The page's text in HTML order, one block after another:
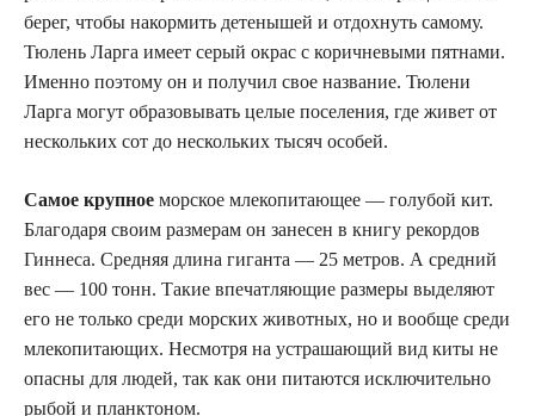
берег, чтобы накормить детенышей и отдохнуть самому.
Тюлень Ларга имеет серый окрас с коричневыми пятнами.
Именно поэтому он и получил свое название. Тюлени
Ларга могут образовывать целые поселения, где живет от
нескольких сот до нескольких тысяч особей.
Самое крупное морское млекопитающее — голубой кит.
Благодаря своим размерам он занесен в книгу рекордов
Гиннеса. Средняя длина гиганта — 25 метров. А средний
вес — 100 тонн. Такие впечатляющие размеры выделяют
его не только среди морских животных, но и вообще среди
млекопитающих. Несмотря на устрашающий вид киты не
опасны для людей, так как они питаются исключительно
рыбой и планктоном.